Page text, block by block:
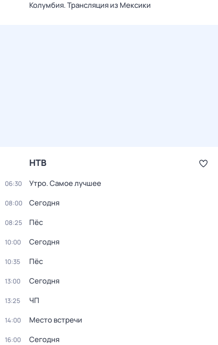
Колумбия. Трансляция из Мексики
НТВ
06:30 Утро. Самое лучшее
08:00 Сегодня
08:25 Пёс
10:00 Сегодня
10:35 Пёс
13:00 Сегодня
13:25 ЧП
14:00 Место встречи
16:00 Сегодня